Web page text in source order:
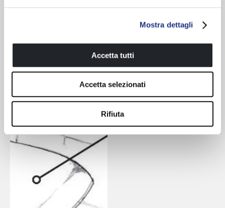
Mostra dettagli
Accetta tutti
Accetta selezionati
Rifiuta
Solid stainless steel structure
Reclining wall seat wall black